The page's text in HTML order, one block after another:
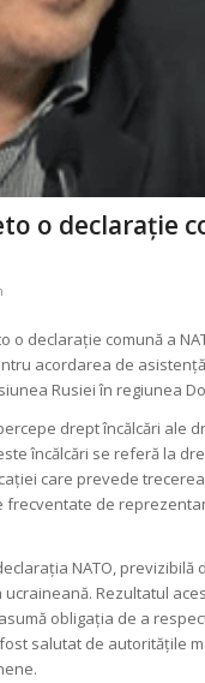
o declarație
o declarație comună a
acordarea de
Rusiei în regiunea
drept încălcări ale
încălcări se referă la
care prevede
frecventate de
NATO, previzibilă
Rezultatul
obligația de a
salutat de autoritățile